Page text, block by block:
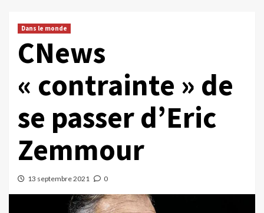
Dans le monde
CNews
« contrainte » de
se passer d’Eric
Zemmour
13 septembre 2021 0